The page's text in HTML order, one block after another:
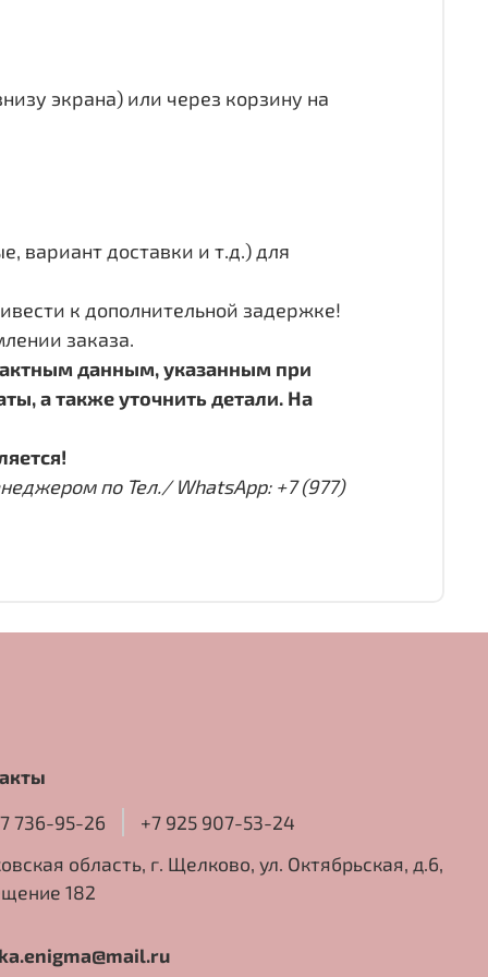
экрана) или через корзину на
вариант доставки и т.д.) для
к дополнительной задержке!
заказа.
данным, указанным при
а также уточнить детали. На
по Тел./ WhatsApp: +7 (977)
736-95-26
+7 925 907-53-24
область, г. Щелково, ул. Октябрьская, д.6,
182